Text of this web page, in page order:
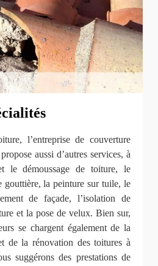
l’entreprise de couverture
aussi d’autres services, à
le démoussage de toiture, le
gouttière, la peinture sur tuile, le
de façade, l’isolation de
et la pose de velux. Bien sur,
se chargent également de la
de la rénovation des toitures à
suggérons des prestations de